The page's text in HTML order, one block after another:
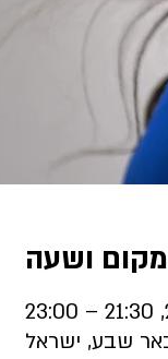
מקום ושעה